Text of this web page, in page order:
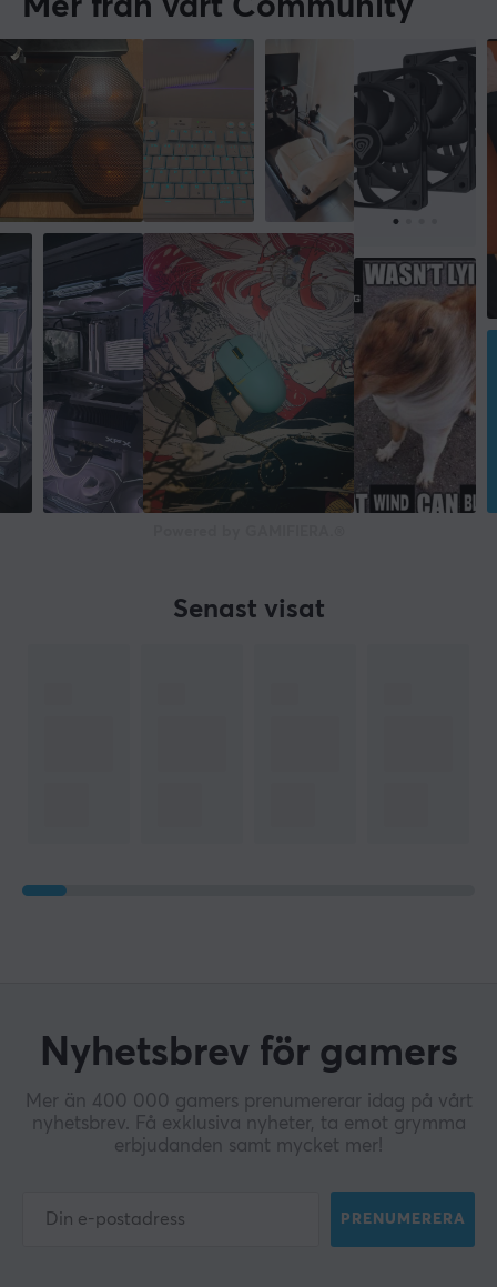
Mer från vårt Community
Senast visat
Nyhetsbrev för gamers
Mer än 400 000 gamers prenumererar idag på vårt
nyhetsbrev. Få exklusiva nyheter, ta emot grymma
erbjudanden samt mycket mer!
PRENUMERERA